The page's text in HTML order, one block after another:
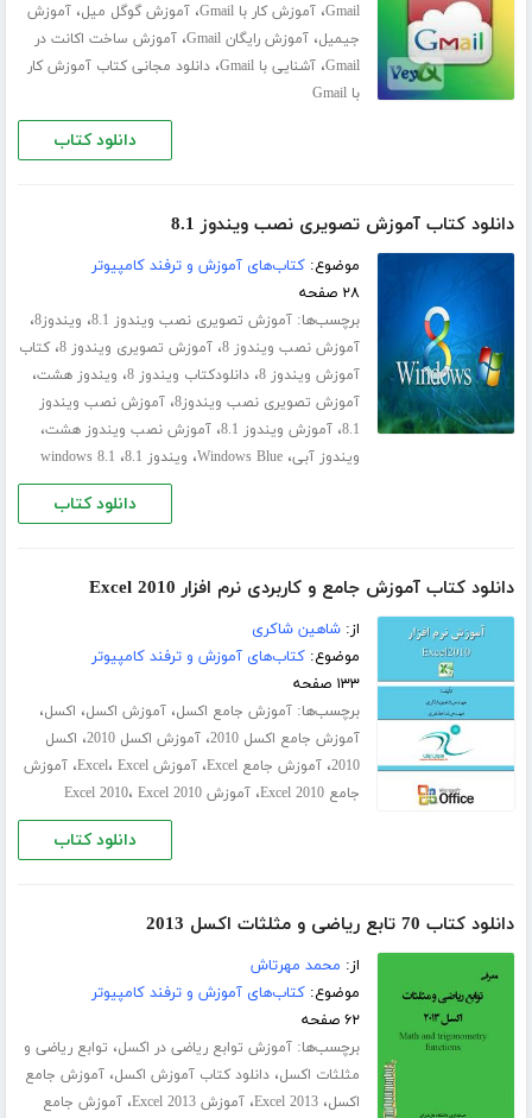
Gmail،آموزش کار با Gmail ،آموزش گوگل میل،آموزش
جیمیل،آموزش رایگان Gmail ،آموزش ساخت اکانت در
Gmail،آشنایی با Gmail ،دانلود مجانی کتاب آموزش کار
با Gmail
دانلود کتاب
دانلود کتاب آموزش تصویری نصب ویندوز 8.1
موضوع:کتاب‌های آموزش و ترفند کامپیوتر
۲۸ صفحه
برچسب‌ها:آموزش تصویری نصب ویندوز 8.1 ، ویندوز8 ،
آموزش نصب ویندوز 8 ،آموزش تصویری ویندوز 8 ،کتاب
آموزش ویندوز 8 ،دانلودکتاب ویندوز 8 ، ویندوز هشت،
آموزش تصویری نصب ویندوز8 ،آموزش نصب ویندوز
8.1،آموزش ویندوز 8.1 ،آموزش نصب ویندوز هشت،
ویندوز آبی،Windows Blue، ویندوز 8.1 ، windows 8.1
دانلود کتاب
دانلود کتاب آموزش جامع و کاربردی نرم افزار Excel 2010
از:شاهین شاکری
موضوع:کتاب‌های آموزش و ترفند کامپیوتر
۱۳۳ صفحه
برچسب‌ها:آموزش جامع اکسل،آموزش اکسل، اکسل،
آموزش جامع اکسل 2010 ،آموزش اکسل 2010 ، اکسل
2010،آموزش جامع Excel ،آموزش Excel ، Excel ،آموزش
جامع Excel 2010
،آموزش Excel 2010 ، Excel 2010
دانلود کتاب
دانلود کتاب 70 تابع ریاضی و مثلثات اکسل 2013
از: محمد مهرتاش
موضوع:کتاب‌های آموزش و ترفند کامپیوتر
۶۲ صفحه
برچسب‌ها:آموزش توابع ریاضی در اکسل، توابع ریاضی و
مثلثات اکسل،دانلود کتاب آموزش اکسل،آموزش جامع
اکسل،Excel 2013،آموزش Excel 2013 ،آموزش جامع